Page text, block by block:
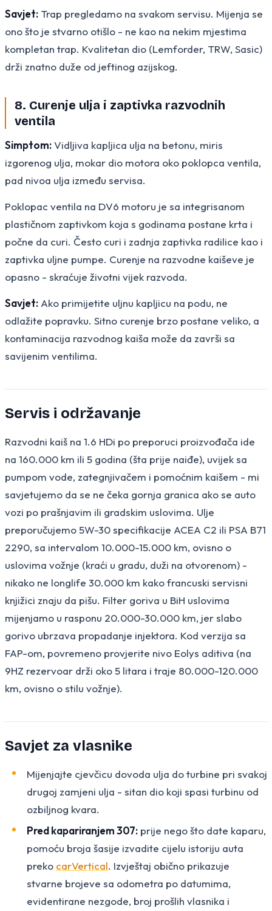
Savjet: Trap pregledamo na svakom servisu. Mijenja se
ono što je stvarno otišlo - ne kao na nekim mjestima
kompletan trap. Kvalitetan dio (Lemforder, TRW, Sasic)
drži znatno duže od jeftinog azijskog.
8. Curenje ulja i zaptivka razvodnih
ventila
Simptom:Vidljiva kapljica ulja na betonu, miris
izgorenog ulja, mokar dio motora oko poklopca ventila,
pad nivoa ulja između servisa.
Poklopac ventila na DV6 motoru je sa integrisanom
plastičnom zaptivkom koja s godinama postane krta i
počne da curi. Često curi i zadnja zaptivka radilice kao i
zaptivka uljne pumpe. Curenje na razvodne kaiševe je
opasno - skraćuje životni vijek razvoda.
Savjet: Ako primijetite uljnu kapljicu na podu, ne
odlažite popravku. Sitno curenje brzo postane veliko, a
kontaminacija razvodnog kaiša može da završi sa
savijenim ventilima.
Servis i održavanje
Razvodni kaiš na 1.6 HDi po preporuci proizvođača ide
na 160.000 km ili 5 godina (šta prije naiđe), uvijek sa
pumpom vode, zategnjivačem i pomoćnim kaišem - mi
savjetujemo da se ne čeka gornja granica ako se auto
vozi po prašnjavim ili gradskim uslovima. Ulje
preporučujemo 5W-30 specifikacije ACEA C2 ili PSA B71
2290, sa intervalom 10.000-15.000 km, ovisno o
uslovima vožnje (kraći u gradu, duži na otvorenom) -
nikako ne longlife 30.000 km kako francuski servisni
knjižici znaju da pišu. Filter goriva u BiH uslovima
mijenjamo u rasponu 20.000-30.000 km, jer slabo
gorivo ubrzava propadanje injektora. Kod verzija sa
FAP-om, povremeno provjerite nivo Eolys aditiva (na
9HZ rezervoar drži oko 5 litara i traje 80.000-120.000
km, ovisno o stilu vožnje).
Savjet za vlasnike
Mijenjajte cjevčicu dovoda ulja do turbine pri svakoj
drugoj zamjeni ulja - sitan dio koji spasi turbinu od
ozbiljnog kvara.
Pred kapariranjem 307: prije nego što date kaparu,
pomoću broja šasije izvadite cijelu istoriju auta
preko carVertical. Izvještaj obično prikazuje
stvarne brojeve sa odometra po datumima,
evidentirane nezgode, broj prošlih vlasnika i